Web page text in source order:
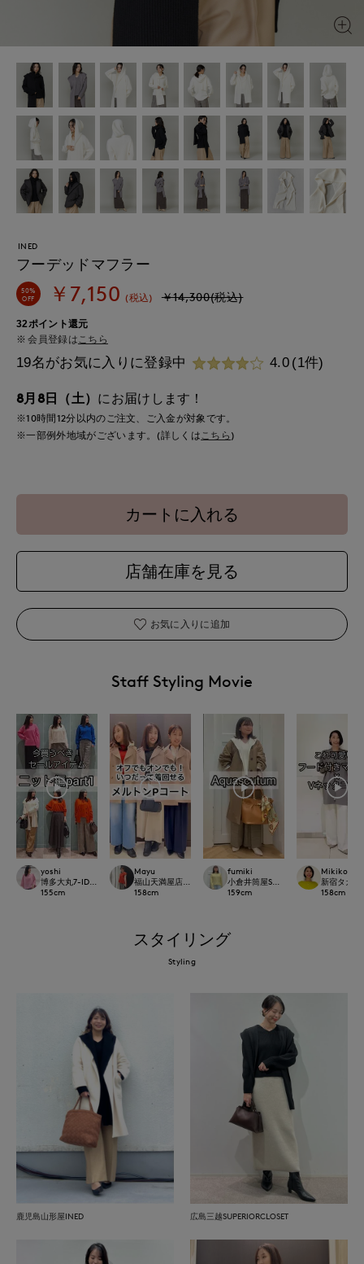
INED
フーデッドマフラー
50%
OFF
￥7,150 (税込) ￥14,300(税込)
32ポイント還元
会員登録は こちら
19名がお気に入りに登録中 4.0 (1件)
8月8日（土） にお届けします！
※10時間12分以内のご注文、ご入金が対象です。
※一部例外地域がございます。(詳しくはこちら )
カートに入れる
店舗在庫を見る
お気に入りに追加
Staff Styling Movie
yoshi
博多大丸7-IDconcept.
155cm
Mayu
福山天満屋店INED/7-IDconcept./Maglie
158cm
fumiki
小倉井筒屋SUPERIOR CLOSET
159cm
Mikiko
新宿タカシ
158cm
スタイリング
Styling
鹿児島山形屋INED 広島三越SUPERIORCLOSET